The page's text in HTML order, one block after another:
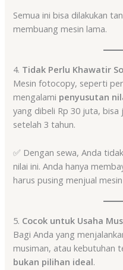
Semua ini bisa dilakukan
membuang mesin lama.
4. Tidak Perlu Khawatir
Mesin fotocopy, seperti
mengalami penyusutan
yang dibeli Rp 30 juta,
setelah 3 tahun.
✅ Dengan sewa, Anda
nilai ini. Anda hanya
harus pusing menjual
5. Cocok untuk Usaha
Bagi Anda yang
musiman, atau kebutuhan
bukan pilihan ideal.